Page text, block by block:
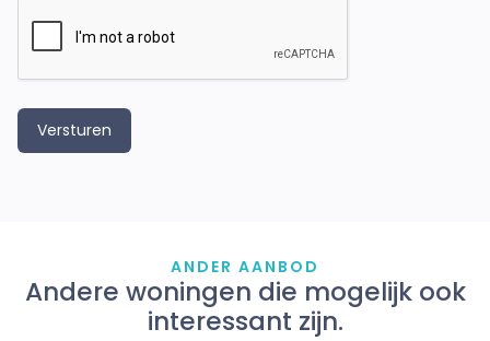
ANDER AANBOD
Andere woningen die mogelijk ook
interessant zijn.